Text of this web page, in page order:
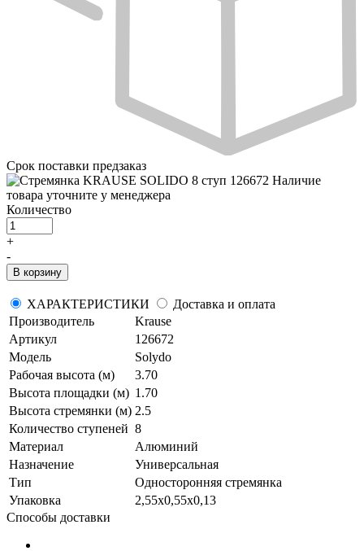
Срок поставки предзаказ
Наличие
товара уточните у менеджера
Количество
+
-
В корзину
ХАРАКТЕРИСТИКИ
Доставка и оплата
Производитель
Krause
Артикул
126672
Модель
Solydo
Рабочая высота (м)
3.70
Высота площадки (м) 1.70
Высота стремянки (м) 2.5
Количество ступеней 8
Материал
Алюминий
Назначение
Универсальная
Тип
Односторонняя стремянка
Упаковка
2,55х0,55х0,13
Способы доставки